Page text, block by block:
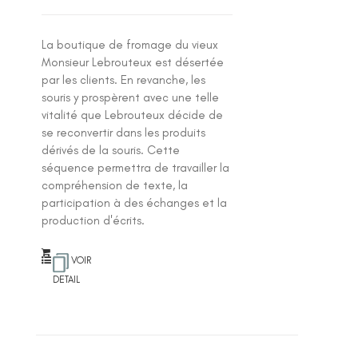
La boutique de fromage du vieux
Monsieur Lebrouteux est désertée
par les clients. En revanche, les
souris y prospèrent avec une telle
vitalité que Lebrouteux décide de
se reconvertir dans les produits
dérivés de la souris. Cette
séquence permettra de travailler la
compréhension de texte, la
participation à des échanges et la
production d'écrits.
VOIR
DETAIL